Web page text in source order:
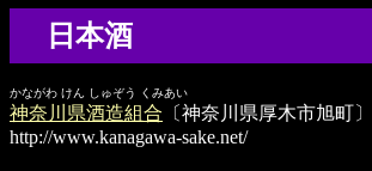
日本酒
かながわ けん しゅぞう くみあい
神奈川県酒造組合 〔神奈川県厚木市旭町〕
http://www.kanagawa-sake.net/